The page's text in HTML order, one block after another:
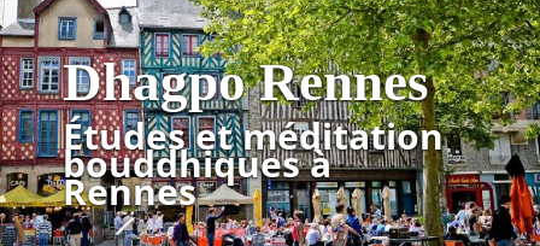
Dhagpo Rennes
Études et méditation
bouddhiques à
Rennes